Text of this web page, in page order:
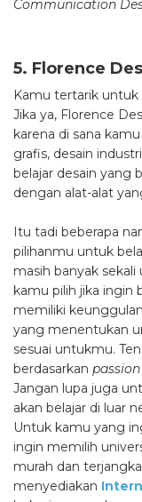
Communication
5. Florence
Kamu tertarik untuk
Jika ya, Florence
karena di sana
grafis, desain
belajar desain yang
dengan alat-alat
Itu tadi beberapa
pilihanmu untuk
masih banyak sekali
kamu pilih jika ingin
memiliki
yang menentukan
sesuai untukmu.
berdasarkan passion
Jangan lupa juga
akan belajar di luar
Untuk kamu yang
ingin memilih
murah dan
menyediakan